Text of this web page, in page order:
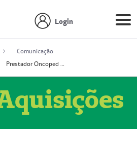
Login
Comunicação
Prestador Oncoped Serviços Médicos (51004335-0)